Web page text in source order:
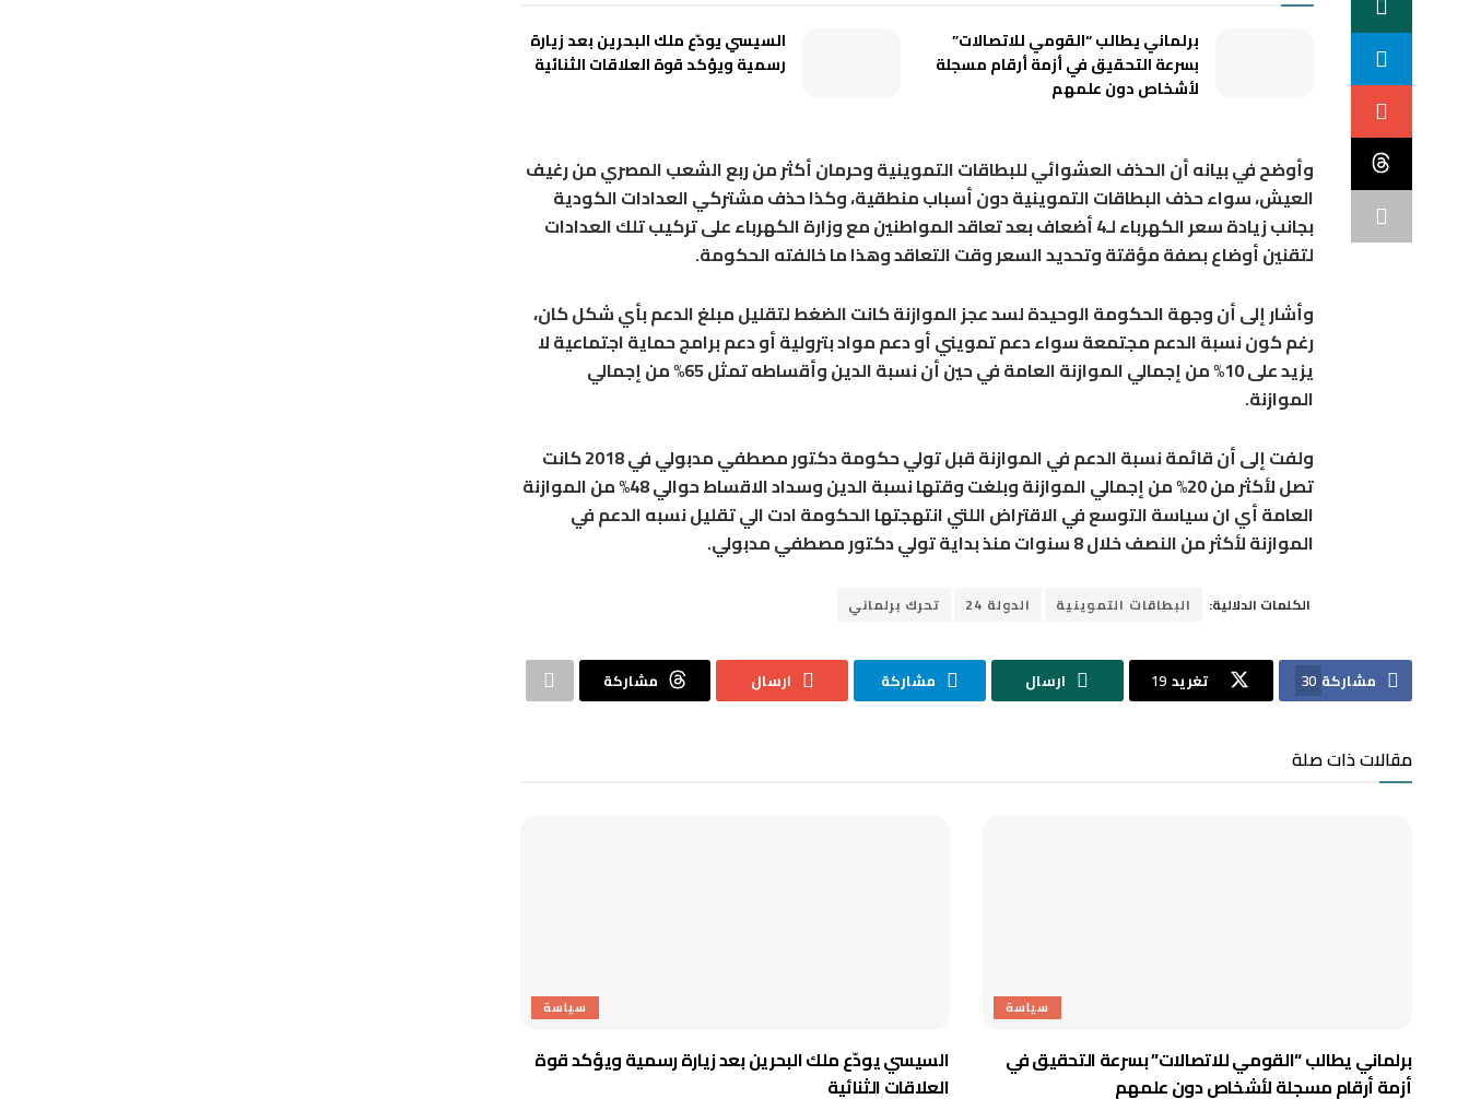
برلماني يطالب “القومي للاتصالات”
بسرعة التحقيق في أزمة أرقام مسجلة
لأشخاص دون علمهم
السيسي يودّع ملك البحرين بعد زيارة
رسمية ويؤكد قوة العلاقات الثنائية
وأوضح في بيانه أن الحذف العشوائي للبطاقات التموينية وحرمان أكثر من ربع الشعب المصري من رغيف
العيش، سواء حذف البطاقات التموينية دون أسباب منطقية، وكذا حذف مشتركي العدادات الكودية
بجانب زيادة سعر الكهرباء لـ4 أضعاف بعد تعاقد المواطنين مع وزارة الكهرباء على تركيب تلك العدادات
لتقنين أوضاع بصفة مؤقتة وتحديد السعر وقت التعاقد وهذا ما خالفته الحكومة.
وأشار إلى أن وجهة الحكومة الوحيدة لسد عجز الموازنة كانت الضغط لتقليل مبلغ الدعم بأي شكل كان،
رغم كون نسبة الدعم مجتمعة سواء دعم تمويني أو دعم مواد بترولية أو دعم برامج حماية اجتماعية لا
يزيد على 10% من إجمالي الموازنة العامة في حين أن نسبة الدين وأقساطه تمثل 65% من إجمالي
الموازنة.
ولفت إلى أن قائمة نسبة الدعم في الموازنة قبل تولي حكومة دكتور مصطفي مدبولي في 2018 كانت
تصل لأكثر من 20%؜ من إجمالي الموازنة وبلغت وقتها نسبة الدين وسداد الاقساط حوالي 48% من الموازنة
العامة أي ان سياسة التوسع في الاقتراض اللتي انتهجتها الحكومة ادت الي تقليل نسبه الدعم في
الموازنة لأكثر من النصف خلال 8 سنوات منذ بداية تولي دكتور مصطفي مدبولي.
الكلمات الدلالية: البطاقات التموينية الدولة 24 تحرك برلماني
مشاركة 30 تغريد 19 ارسال مشاركة ارسال مشاركة
مقالات ذات صلة
سياسة
برلماني يطالب “القومي للاتصالات” بسرعة التحقيق في
أزمة أرقام مسجلة لأشخاص دون علمهم
سياسة
السيسي يودّع ملك البحرين بعد زيارة رسمية ويؤكد قوة
العلاقات الثنائية